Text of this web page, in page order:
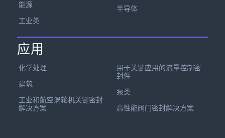
能源
工业类
半导体
应用
化学处理
建筑
工业和航空涡轮机关键密封
解决方案
用于关键应用的流量控制密
封件
泵类
高性能阀门密封解决方案